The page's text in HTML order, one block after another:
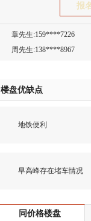
杨先生:134****5158
章先生:159****7226
周先生:138****8967
谢女士:135****3735
吴先生:139****9780
魏女士:183****9105
钱先生:139****7316
楼盘优缺点
地铁便利
早高峰存在堵车情况
同价格楼盘